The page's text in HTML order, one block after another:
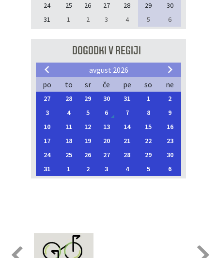
24
25 26 27 28 29
30
31
1 2 3 4 5 6
DOGODKI V REGIJI
avgust 2026
po
to sr če pe so ne
27 28 29 30 31 1
2
3
4 5 6 7 8
9
10
11 12 13 14 15
16
17
18 19 20 21 22
23
24
25 26 27 28 29
30
31
1 2 3 4 5 6